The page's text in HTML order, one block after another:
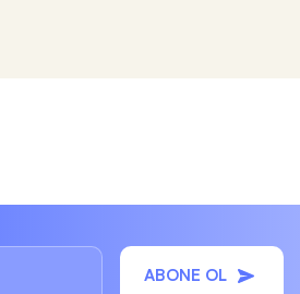
ABONE OL